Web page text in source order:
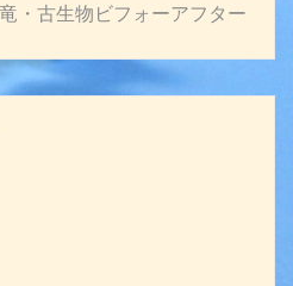
・古生物ビフォーアフター